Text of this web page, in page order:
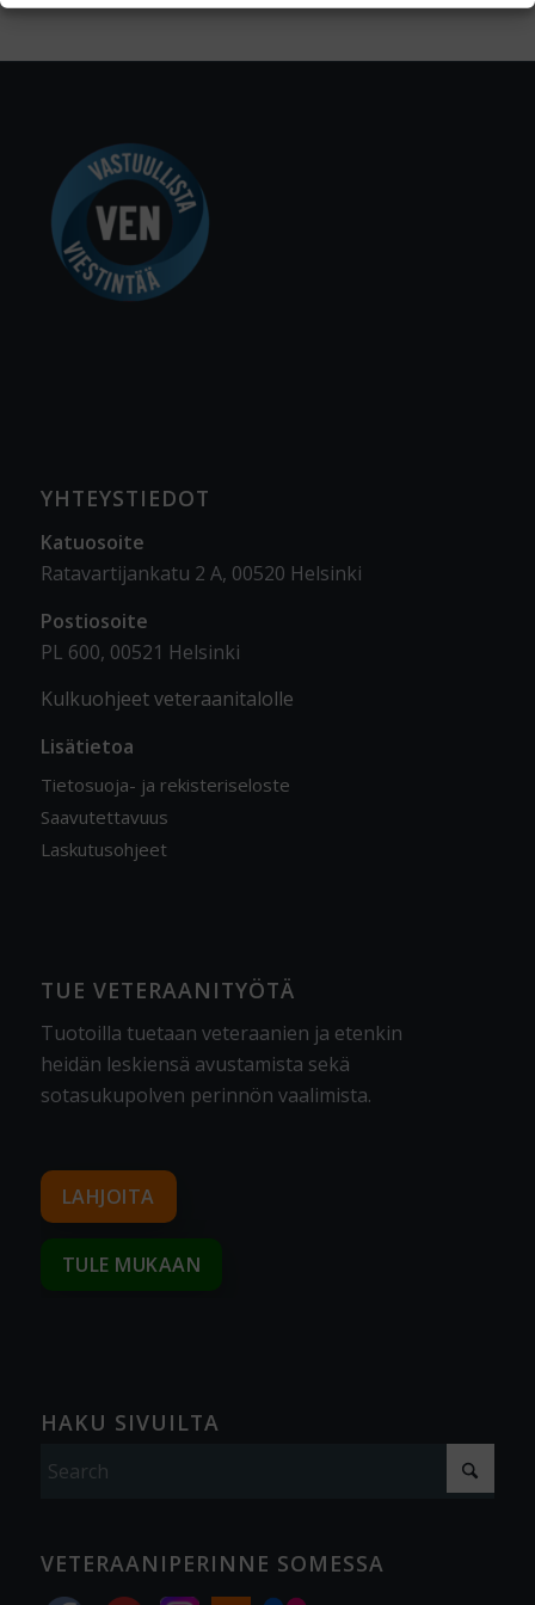
YHTEYSTIEDOT
Katuosoite
Ratavartijankatu 2 A, 00520 Helsinki
Postiosoite
PL 600, 00521 Helsinki
Kulkuohjeet veteraanitalolle
Lisätietoa
Tietosuoja- ja rekisteriseloste
Saavutettavuus
Laskutusohjeet
TUE VETERAANITYÖTÄ
Tuotoilla tuetaan veteraanien ja etenkin
heidän leskiensä avustamista sekä
sotasukupolven perinnön vaalimista.
LAHJOITA
TULE MUKAAN
HAKU SIVUILTA
VETERAANIPERINNE SOMESSA